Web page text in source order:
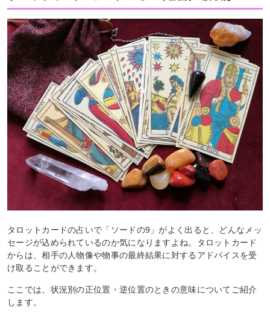
タロットカードの占いで「ソードの9」がよく出ると、どんなメッ
セージが込められているのか気になりますよね。タロットカード
からは、相手の人物像や物事の最終結果に対するアドバイスを受
け取ることができます。
ここでは、状況別の正位置・逆位置のときの意味についてご紹介
します。